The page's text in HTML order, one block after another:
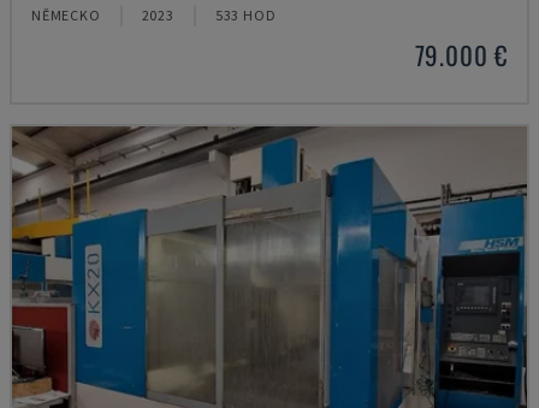
NĚMECKO 2023 533 HOD
79.000 €